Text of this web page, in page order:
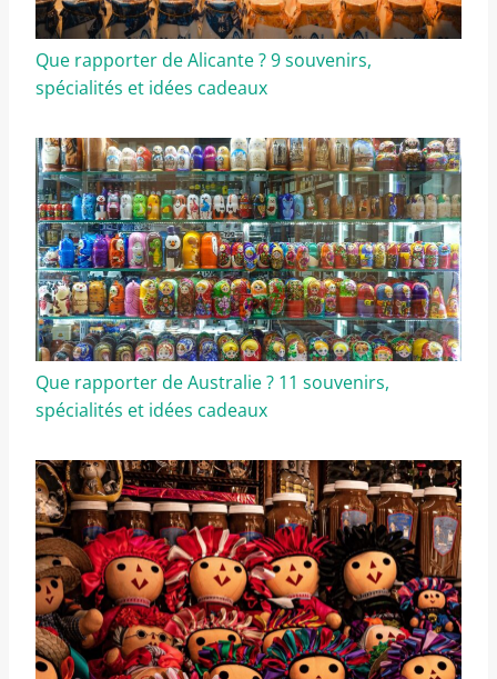
Que rapporter de Alicante ? 9 souvenirs,
spécialités et idées cadeaux
Que rapporter de Australie ? 11 souvenirs,
spécialités et idées cadeaux